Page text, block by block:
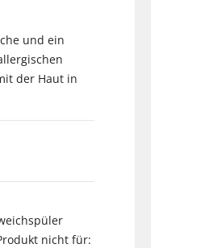
und ein
der Haut in
nicht für: